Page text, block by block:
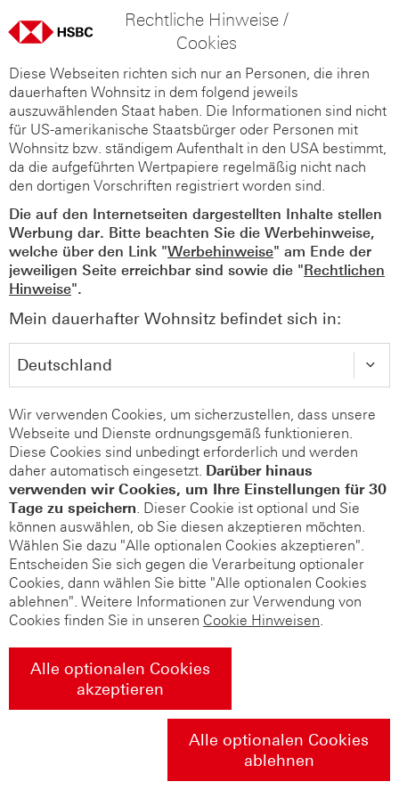
Rechtliche Hinweise /
Cookies
Diese Webseiten richten sich nur an Personen, die ihren
dauerhaften Wohnsitz in dem folgend jeweils
auszuwählenden Staat haben. Die Informationen sind nicht
für US-amerikanische Staatsbürger oder Personen mit
Wohnsitz bzw. ständigem Aufenthalt in den USA bestimmt,
da die aufgeführten Wertpapiere regelmäßig nicht nach
den dortigen Vorschriften registriert worden sind.
Die auf den Internetseiten dargestellten Inhalte stellen
Werbung dar. Bitte beachten Sie die Werbehinweise,
welche über den Link "Werbehinweise" am Ende der
jeweiligen Seite erreichbar sind sowie die "Rechtlichen
Hinweise".
Mein dauerhafter Wohnsitz befindet sich in:
Wir verwenden Cookies, um sicherzustellen, dass unsere
Webseite und Dienste ordnungsgemäß funktionieren.
Diese Cookies sind unbedingt erforderlich und werden
daher automatisch eingesetzt. Darüber hinaus
verwenden wir Cookies, um Ihre Einstellungen für 30
Tage zu speichern. Dieser Cookie ist optional und Sie
können auswählen, ob Sie diesen akzeptieren möchten.
Wählen Sie dazu "Alle optionalen Cookies akzeptieren".
Entscheiden Sie sich gegen die Verarbeitung optionaler
Cookies, dann wählen Sie bitte "Alle optionalen Cookies
ablehnen". Weitere Informationen zur Verwendung von
Cookies finden Sie in unseren Cookie Hinweisen.
Alle optionalen Cookies
akzeptieren
Alle optionalen Cookies
ablehnen